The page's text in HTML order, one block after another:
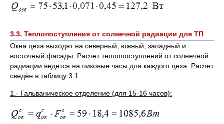
3.3. Теплопоступления от солнечной радиации для ТП
Окна цеха выходят на северный, южный, западный и
восточный фасады. Расчет теплопоступлений от солнечной
радиации ведется на пиковые часы для каждого цеха. Расчет
сведён в таблицу 3.1
1.- Гальваническое отделение (для 15-16 часов):